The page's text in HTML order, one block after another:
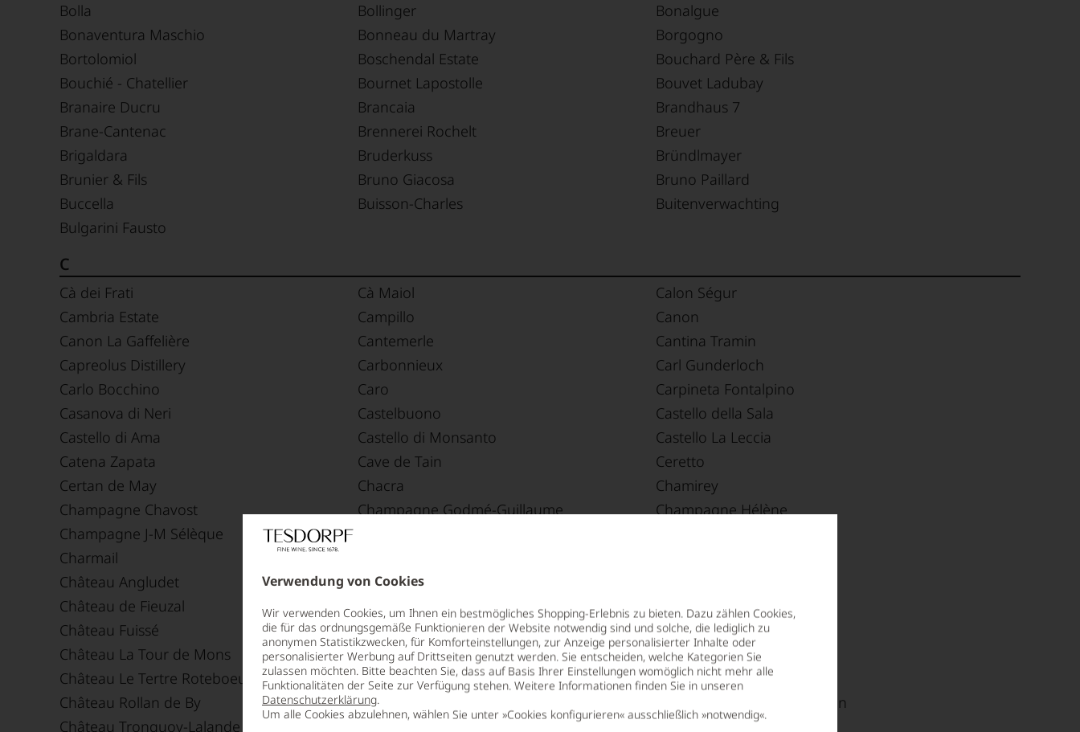
Verwendung von Cookies
Wir verwenden Cookies, um Ihnen ein bestmögliches Shopping-Erlebnis zu bieten. Dazu zählen Cookies,
die für das ordnungsgemäße Funktionieren der Website notwendig sind und solche, die lediglich zu
anonymen Statistikzwecken, für Komforteinstellungen, zur Anzeige personalisierter Inhalte oder
personalisierter Werbung auf Drittseiten genutzt werden. Sie entscheiden, welche Kategorien Sie
zulassen möchten. Bitte beachten Sie, dass auf Basis Ihrer Einstellungen womöglich nicht mehr alle
Funktionalitäten der Seite zur Verfügung stehen. Weitere Informationen finden Sie in unseren
Datenschutzerklärung.
Um alle Cookies abzulehnen, wählen Sie unter »Cookies konfigurieren« ausschließlich »notwendig«.
Bolla
Bollinger
Bonalgue
Bonaventura Maschio
Bonneau du Martray
Borgogno
Bortolomiol
Boschendal Estate
Bouchard Père & Fils
Bouchié - Chatellier
Bournet Lapostolle
Bouvet Ladubay
Branaire Ducru
Brancaia
Brandhaus 7
Brane-Cantenac
Brennerei Rochelt
Breuer
Brigaldara
Bruderkuss
Bründlmayer
Brunier & Fils
Bruno Giacosa
Bruno Paillard
Buccella
Buisson-Charles
Buitenverwachting
Bulgarini Fausto
C
Cà dei Frati Cà Maiol
Calon Ségur
Cambria Estate
Campillo
Canon
Canon La Gaffelière
Cantemerle
Cantina Tramin
Capreolus Distillery
Carbonnieux
Carl Gunderloch
Carlo Bocchino
Caro
Carpineta Fontalpino
Casanova di Neri
Castelbuono
Castello della Sala
Castello di Ama
Castello di Monsanto
Castello La Leccia
Catena Zapata
Cave de Tain
Ceretto
Certan de May
Chacra
Chamirey
Champagne Chavost
Champagne Godmé-Guillaume
Champagne Hélène
Champagne J-M Sélèque
Charmail
Château Angludet
Château Camensac
Château de Fieuzal
Château Desmirail
Château d'Etroyes
Château Fuissé
Château Gazin Rocquencourt
Château Haut Peyrat
Château La Tour de Mons
Château Lalande
Château Le Puy
Château Le Tertre Roteboeuf
Château Lestage-Darquier Grand Poujeaux
Château Mangot
Château Rollan de By
Château Sixtine
Château Tour du Roch-Milon
Château Tronquoy-Lalande
Châteeau Bel Air